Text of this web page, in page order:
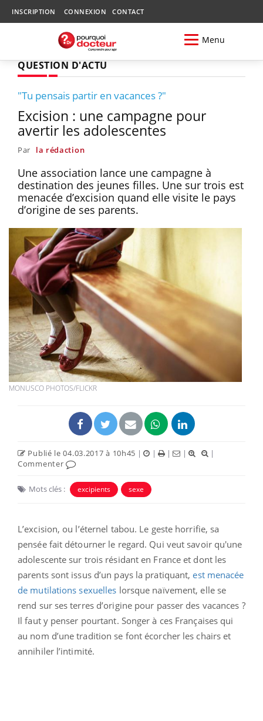
INSCRIPTION CONNEXION CONTACT
Menu
QUESTION D'ACTU
"Tu pensais partir en vacances ?"
Excision : une campagne pour
avertir les adolescentes
Par la rédaction
Une association lance une campagne à
destination des jeunes filles. Une sur trois est
menacée d’excision quand elle visite le pays
d’origine de ses parents.
MONUSCO PHOTOS/FLICKR
Publié le 04.03.2017 à 10h45 | | | |
|
Commenter
Mots clés : excipients sexe
L’excision, ou l’éternel tabou. Le geste horrifie, sa
pensée fait détourner le regard. Qui veut savoir qu'une
adolescente sur trois résidant en France et dont les
parents sont issus d’un pays la pratiquant,est menacée
de mutilations sexuelles lorsque naïvement, elle se
rend sur ses terres d’origine pour passer des vacances ?
Il faut y penser pourtant. Songer à ces Françaises qui
au nom d’une tradition se font écorcher les chairs et
annihiler l’intimité.